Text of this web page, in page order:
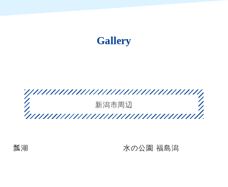
Gallery
新潟市周辺
瓢湖 水の公園 福島潟